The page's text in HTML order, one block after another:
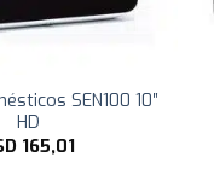
SEN100 10″
HD
165,01